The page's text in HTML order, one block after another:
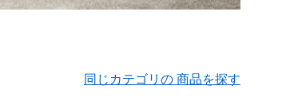
同じカテゴリの 商品を探す